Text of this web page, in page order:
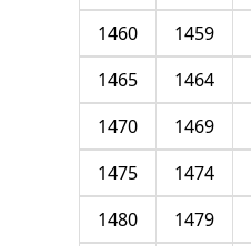
1459
1460
1464
1465
1469
1470
1474
1475
1479
1480